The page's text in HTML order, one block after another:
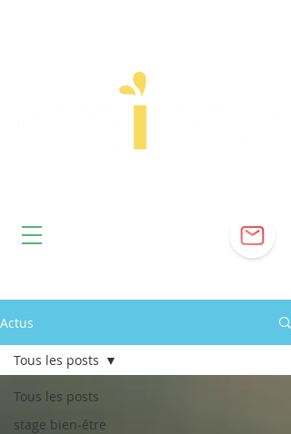
Actus
Tous les posts
stage bien-être
Tous les posts